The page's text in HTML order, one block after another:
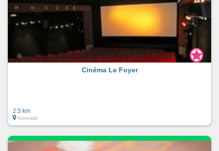
Cinéma Le Foyer
2.5 km
Noirétable